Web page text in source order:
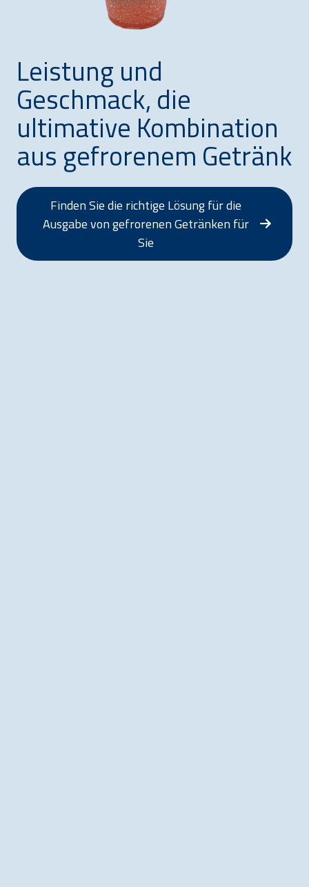
Leistung und
Geschmack, die
ultimative Kombination
aus gefrorenem Getränk
Finden Sie die richtige Lösung für die
Ausgabe von gefrorenen Getränken für
Sie